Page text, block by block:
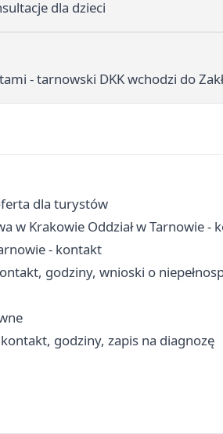
dla dzieci
- tarnowski DKK wchodzi do
dla turystów
w Krakowie Oddział w Tarnowie -
- kontakt
godziny, wnioski o
godziny, zapis na diagnozę